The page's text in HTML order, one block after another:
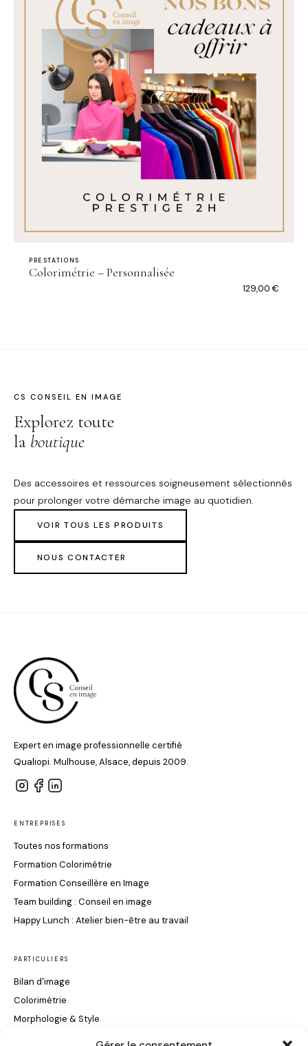
PRESTATIONS
Colorimétrie – Personnalisée
129,00€
CS CONSEIL EN IMAGE
Explorez toute
la boutique
Des accessoires et ressources soigneusement sélectionnés
pour prolonger votre démarche image au quotidien.
VOIR TOUS LES PRODUITS
NOUS CONTACTER
Expert en image professionnelle certifié
Qualiopi. Mulhouse, Alsace, depuis 2009.
ENTREPRISES
Toutes nos formations
Formation Colorimétrie
Formation Conseillère en Image
Team building : Conseil en image
Happy Lunch : Atelier bien-être au travail
PARTICULIERS
Bilan d'image
Colorimétrie
Morphologie & Style